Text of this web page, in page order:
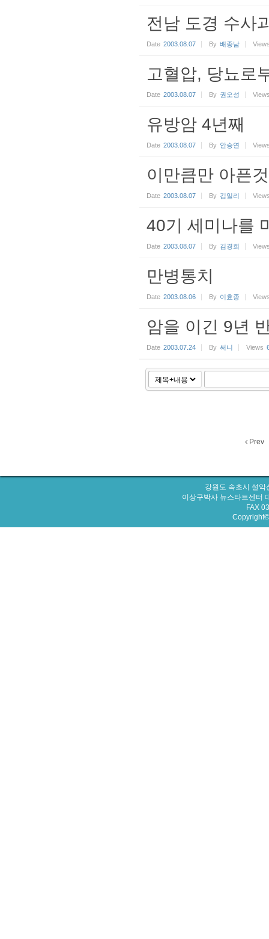
전남 도경 수사
Date 2003.08.07 By 배종남
고혈압, 당뇨로
Date 2003.08.07 By 권오성
유방암 4년째
Date 2003.08.07 By 안승연
이만큼만 아픈
Date 2003.08.07 By 김일리
40기 세미나를
Date 2003.08.07 By 김경희
만병통치
Date 2003.08.06 By 이효종
암을 이긴 9년
Date 2003.07.24 By 써니 Views
Prev
강원도 속초시 설
이상구박사 뉴스타트센터
FAX